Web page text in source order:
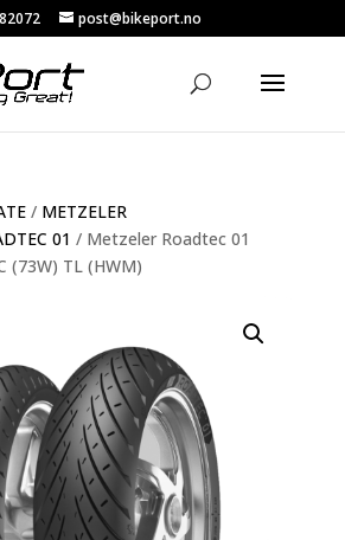
post@bikeport.no
/ METZELER
01 / Metzeler Roadtec 01
(73W) TL (HWM)